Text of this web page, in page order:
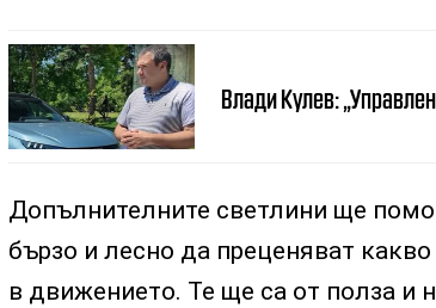
Влади Кулев:
Допълнителните светлини ще
бързо и лесно да преценяват
в движението. Те ще са от полза и